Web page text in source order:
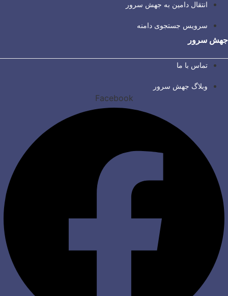
انتقال دامین به جهش سرور
سرویس جستجوی دامنه
جهش سرور
تماس با ما
وبلاگ جهش سرور
Facebook